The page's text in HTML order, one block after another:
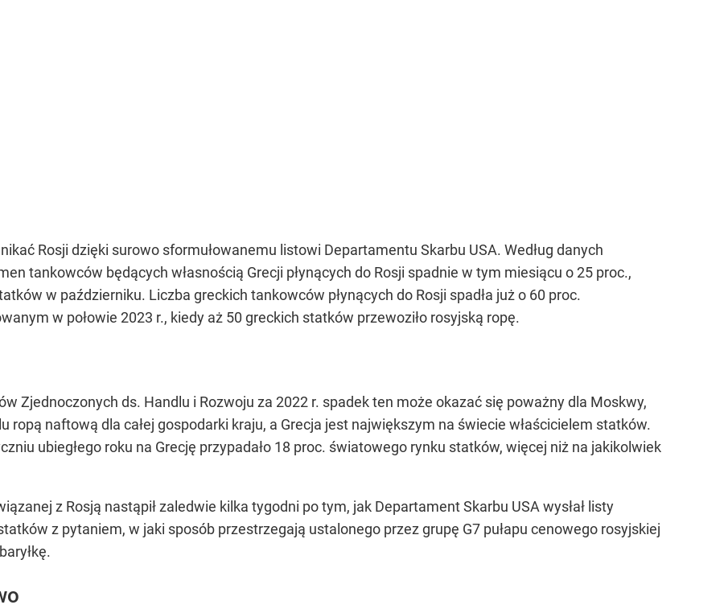
Rosji dzięki surowo sformułowanemu listowi Departamentu Skarbu USA. Według danych
tankowców będących własnością Grecji płynących do Rosji spadnie w tym miesiącu o 25 proc.,
w październiku. Liczba greckich tankowców płynących do Rosji spadła już o 60 proc.
w połowie 2023 r., kiedy aż 50 greckich statków przewoziło rosyjską ropę.
Zjednoczonych ds. Handlu i Rozwoju za 2022 r. spadek ten może okazać się poważny dla Moskwy,
ropą naftową dla całej gospodarki kraju, a Grecja jest największym na świecie właścicielem statków.
ubiegłego roku na Grecję przypadało 18 proc. światowego rynku statków, więcej niż na jakikolwiek
z Rosją nastąpił zaledwie kilka tygodni po tym, jak Departament Skarbu USA wysłał listy
z pytaniem, w jaki sposób przestrzegają ustalonego przez grupę G7 pułapu cenowego rosyjskiej